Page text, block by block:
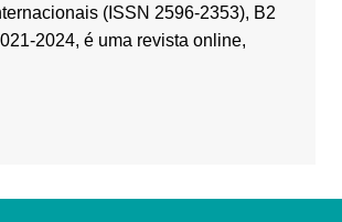
(ISSN 2596-2353), B2
2024, é uma revista online,